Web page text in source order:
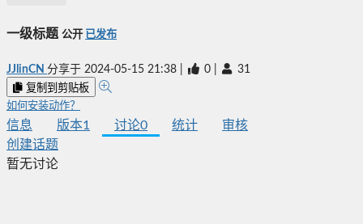
一级标题 公开 已发布
JJlinCN 分享于 2024-05-15 21:38 0 31
复制到剪贴板
如何安装动作？
信息 版本1 讨论0 统计
审核
创建话题
暂无讨论